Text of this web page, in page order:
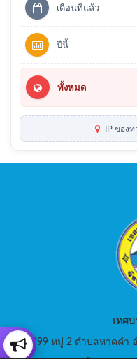
เดือนที่แล้ว
ปีนี้
ทั้งหมด
IP ของ
เทศ
999 หมู่ 2 ตำบลหาดคำ